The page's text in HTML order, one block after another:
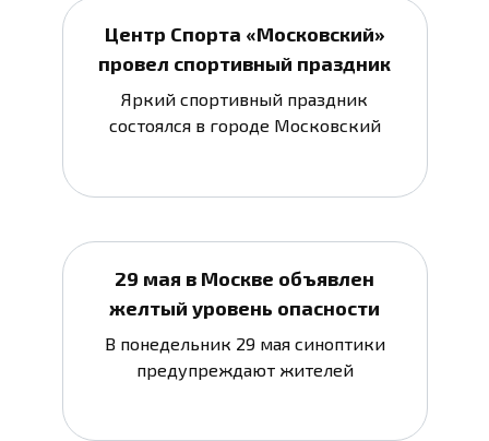
Центр Спорта «Московский»
провел спортивный праздник
Яркий спортивный праздник
состоялся в городе Московский
29 мая в Москве объявлен
желтый уровень опасности
В понедельник 29 мая синоптики
предупреждают жителей